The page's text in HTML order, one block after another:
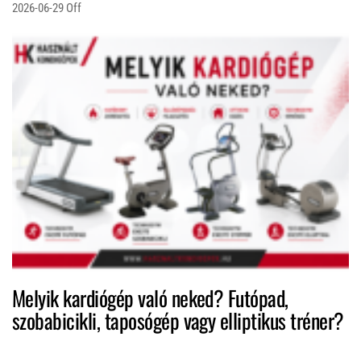
2026-06-29 Off
Melyik kardiógép való neked? Futópad,
szobabicikli, taposógép vagy elliptikus tréner?